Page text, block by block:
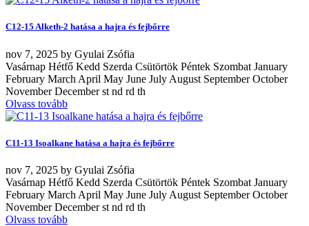
C12-15 Alketh-2 hatása a hajra és fejbőrre
nov 7, 2025 by Gyulai Zsófia
Vasárnap Hétfő Kedd Szerda Csütörtök Péntek Szombat January
February March April May June July August September October
November December st nd rd th
Olvass tovább
C11-13 Isoalkane hatása a hajra és fejbőrre
nov 7, 2025 by Gyulai Zsófia
Vasárnap Hétfő Kedd Szerda Csütörtök Péntek Szombat January
February March April May June July August September October
November December st nd rd th
Olvass tovább